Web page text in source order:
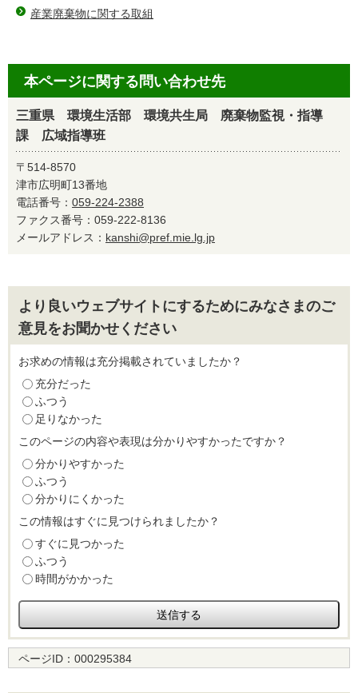
産業廃棄物に関する取組
本ページに関する問い合わせ先
三重県 環境生活部 環境共生局 廃棄物監視・指導
課 広域指導班
〒514-8570
津市広明町13番地
電話番号： 059-224-2388
ファクス番号：059-222-8136
メールアドレス： kanshi@pref.mie.lg.jp
より良いウェブサイトにするためにみなさまのご
意見をお聞かせください
お求めの情報は充分掲載されていましたか？
充分だった
ふつう
足りなかった
このページの内容や表現は分かりやすかったですか？
分かりやすかった
ふつう
分かりにくかった
この情報はすぐに見つけられましたか？
すぐに見つかった
ふつう
時間がかかった
ページID： 000295384